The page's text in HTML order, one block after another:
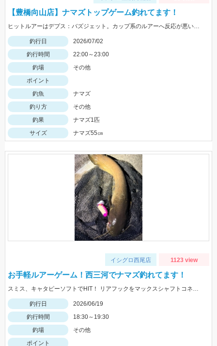
【豊橋向山店】ナマズトップゲーム釣れてます！
ヒットルアーはデプス：バズジェット。カップ系のルアーへ反応が悪い時にオススメのルアーです。ぜひお試しください。
釣行日
2026/07/02
釣行時間
22:00～23:00
釣場
その他
ポイント
釣魚
ナマズ
釣り方
その他
釣果
ナマズ1匹
サイズ
ナマズ55㎝
イシグロ西尾店 1123 view
お手軽ルアーゲーム！西三河でナマズ釣れてます！
スミス、キャタピーソフトでHIT！ リアフックをマックスシャフトコネクトショート＋フェザーフックにして、フッキング率をUPさせて使用しました！
釣行日
2026/06/19
釣行時間
18:30～19:30
釣場
その他
ポイント